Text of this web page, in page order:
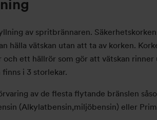
av spritbrännaren.
hälla vätskan utan att ta av korken.
och ett hällrör som gör att vätskan
finns i 3 storlekar.
av de flesta flytande bränslen
(Alkylatbensin,miljöbensin) eller